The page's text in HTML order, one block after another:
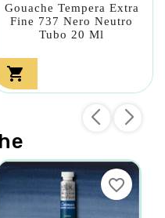
Gouache Tempera Extra
Fine 737 Nero Neutro
Tubo 20 Ml

favorite_border